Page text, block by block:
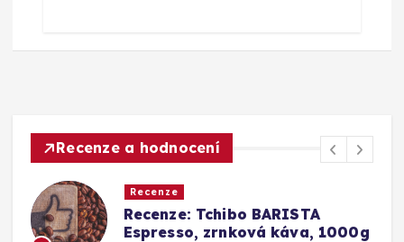
Recenze a hodnocení
Recenze
Srovnání a recenze: Tchibo
Barista Caffè Crema vs.